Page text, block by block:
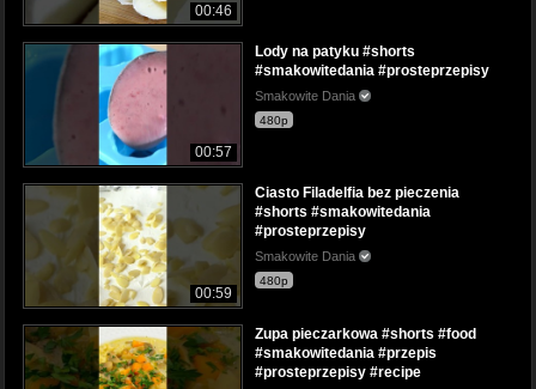
00:46
00:57
Lody na patyku #shorts
#smakowitedania #prosteprzepisy
Smakowite Dania
480p
00:59
Ciasto Filadelfia bez pieczenia
#shorts #smakowitedania
#prosteprzepisy
Smakowite Dania
480p
Zupa pieczarkowa #shorts #food
#smakowitedania #przepis
#prosteprzepisy #recipe